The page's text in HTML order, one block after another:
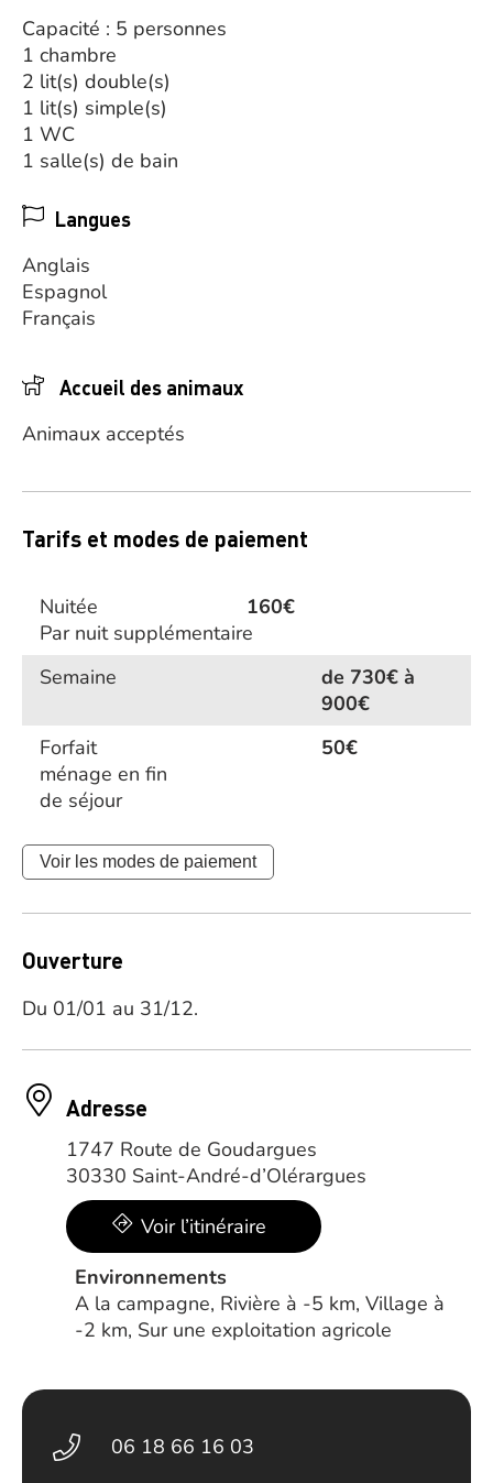
Capacité : 5 personnes
1 chambre
2 lit(s) double(s)
1 lit(s) simple(s)
1 WC
1 salle(s) de bain
Langues
Anglais
Espagnol
Français
Accueil des animaux
Animaux acceptés
Tarifs et modes de paiement
Nuitée
160€
Par nuit supplémentaire
Semaine
de 730€ à
900€
Forfait
ménage en fin
de séjour
50€
Voir les modes de paiement
Ouverture
Du 01/01 au 31/12.
Adresse
1747 Route de Goudargues
30330 Saint-André-d’Olérargues
Voir l’itinéraire
Environnements
A la campagne, Rivière à -5 km, Village à
-2 km, Sur une exploitation agricole
06 18 66 16 03